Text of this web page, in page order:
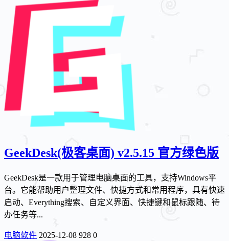
GeekDesk(极客桌面) v2.5.15 官方绿色版
GeekDesk是一款用于管理电脑桌面的工具，支持Windows平
台。它能帮助用户整理文件、快捷方式和常用程序，具有快速
启动、Everything搜索、自定义界面、快捷键和鼠标跟随、待
办任务等...
电脑软件 2025-12-08 928 0